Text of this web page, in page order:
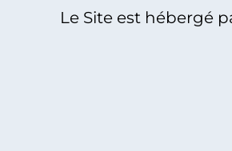
Le Site est hébergé